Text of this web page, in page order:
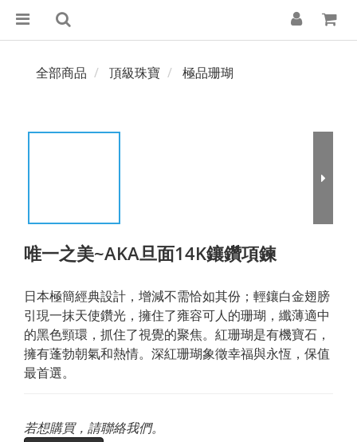
全部商品 頂級珠寶 極品珊瑚
唯一之美~AKA旦面14K鑲鑽項鍊
日本極簡經典設計，增減不需恰如其份；輕鑲白金翅膀
引現一抹天使鑽光，擁住了雍容可人的珊瑚，纖薄適中
的黑色頸環，抓住了視覺的聚焦。紅珊瑚是有機寶石，
擁有蓬勃朝氣和熱情。深紅珊瑚象徵幸福與永恆，保值
最首選。
若想購買，請聯絡我們。